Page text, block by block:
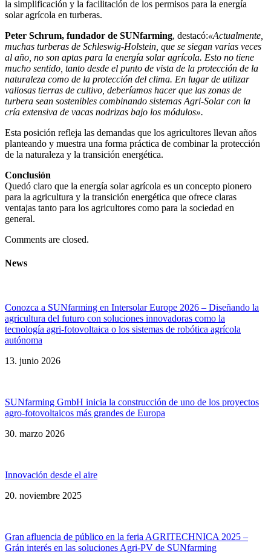
la simplificación y la facilitación de los permisos para la energía
solar agrícola en turberas.
Peter Schrum, fundador de SUNfarming, destacó:«Actualmente,
muchas turberas de Schleswig-Holstein, que se siegan varias veces
al año, no son aptas para la energía solar agrícola. Esto no tiene
mucho sentido, tanto desde el punto de vista de la protección de la
naturaleza como de la protección del clima. En lugar de utilizar
valiosas tierras de cultivo, deberíamos hacer que las zonas de
turbera sean sostenibles combinando sistemas Agri-Solar con la
cría extensiva de vacas nodrizas bajo los módulos».
Esta posición refleja las demandas que los agricultores llevan años
planteando y muestra una forma práctica de combinar la protección
de la naturaleza y la transición energética.
Conclusión
Quedó claro que la energía solar agrícola es un concepto pionero
para la agricultura y la transición energética que ofrece claras
ventajas tanto para los agricultores como para la sociedad en
general.
Comments are closed.
News
Conozca a SUNfarming en Intersolar Europe 2026 – Diseñando la
agricultura del futuro con soluciones innovadoras como la
tecnología agri-fotovoltaica o los sistemas de robótica agrícola
autónoma
13. junio 2026
SUNfarming GmbH inicia la construcción de uno de los proyectos
agro-fotovoltaicos más grandes de Europa
30. marzo 2026
Innovación desde el aire
20. noviembre 2025
Gran afluencia de público en la feria AGRITECHNICA 2025 –
Grán interés en las soluciones Agri-PV de SUNfarming